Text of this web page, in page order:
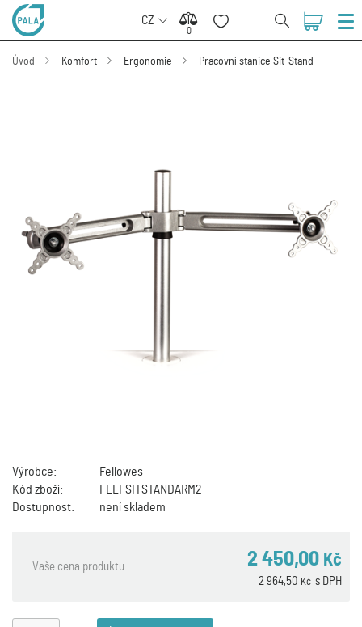
CZ
0
0
Úvod Komfort Ergonomie Pracovní stanice Sit-Stand
Výrobce:
Fellowes
Kód zboží:
FELFSITSTANDARM2
Dostupnost:
není skladem
Vaše cena produktu 2 450,00 Kč
s DPH
2 964,50 Kč